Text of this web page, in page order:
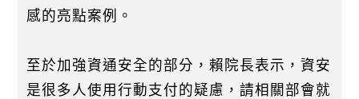
感的亮點案例。
至於加強資通安全的部分，賴院長表示，資安
是很多人使用行動支付的疑慮，請相關部會就